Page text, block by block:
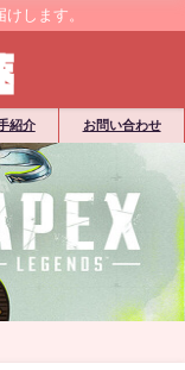
します。
紹介 お問い合わせ